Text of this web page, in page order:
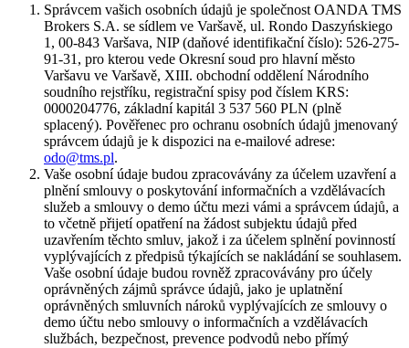
Správcem vašich osobních údajů je společnost OANDA TMS
Brokers S.A. se sídlem ve Varšavě, ul. Rondo Daszyńskiego
1, 00-843 Varšava, NIP (daňové identifikační číslo): 526-275-
91-31, pro kterou vede Okresní soud pro hlavní město
Varšavu ve Varšavě, XIII. obchodní oddělení Národního
soudního rejstříku, registrační spisy pod číslem KRS:
0000204776, základní kapitál 3 537 560 PLN (plně
splacený). Pověřenec pro ochranu osobních údajů jmenovaný
správcem údajů je k dispozici na e-mailové adrese:
odo@tms.pl.
Vaše osobní údaje budou zpracovávány za účelem uzavření a
plnění smlouvy o poskytování informačních a vzdělávacích
služeb a smlouvy o demo účtu mezi vámi a správcem údajů, a
to včetně přijetí opatření na žádost subjektu údajů před
uzavřením těchto smluv, jakož i za účelem splnění povinností
vyplývajících z předpisů týkajících se nakládání se souhlasem.
Vaše osobní údaje budou rovněž zpracovávány pro účely
oprávněných zájmů správce údajů, jako je uplatnění
oprávněných smluvních nároků vyplývajících ze smlouvy o
demo účtu nebo smlouvy o informačních a vzdělávacích
službách, bezpečnost, prevence podvodů nebo přímý